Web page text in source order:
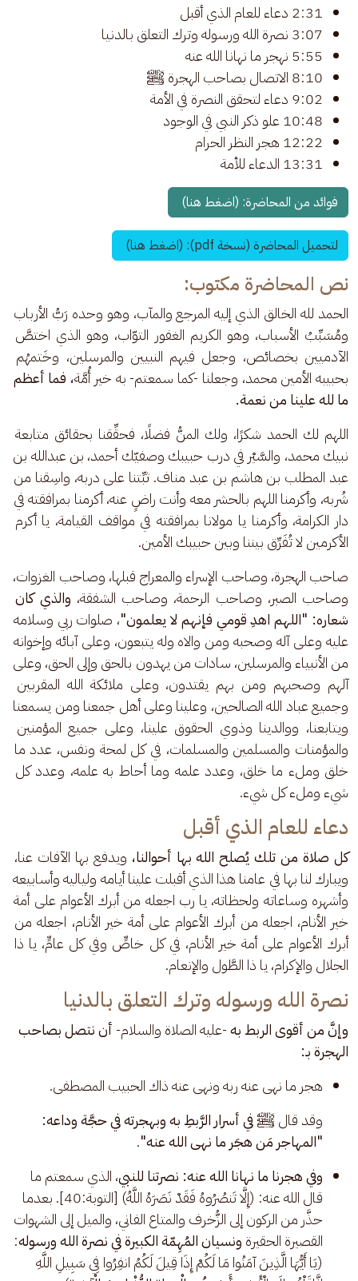
2:31 دعاء للعام الذي أقبل
3:07 نصرة الله ورسوله وترك التعلق بالدنيا
5:55 نهجر ما نهانا الله عنه
8:10 الاتصال بصاحب الهجرة ﷺ
9:02 دعاء لتحقق النصرة في الأمة
10:48 علو ذكر النبي في الوجود
12:22 هجر النظر الحرام
13:31 الدعاء للأمة
فوائد من المحاضرة: (اضغط هنا)
لتحميل المحاضرة (نسخة pdf): (اضغط هنا)
نص المحاضرة مكتوب:
الحمد لله الخالق الذي إليه المرجع والمآب، وهو وحده رَبُّ الأرباب
ومُسَبِّبُ الأسباب، وهو الكريم الغفور التوّاب، وهو الذي اختصَّ
الآدميين بخصائص، وجعل فيهم النبيين والمرسلين، وخَتمهُم
بحبيبه الأمين محمد، وجعلنا -كما سمعتم- به خير أُمَّة، فما أعظم
ما لله علينا من نعمة.
اللهم لك الحمد شكرًا، ولك المنُّ فضلًا، فحقِّقنا بحقائق متابعة
نبيك محمد، والسَّيْر في درب حبيبك وصفيّك أحمد، بن عبدالله بن
عبد المطلب بن هاشم بن عبد مناف. ثبِّتنا على دربه، واسِقنا من
شُربه، وأكرمنا اللهم بالحشر معه وأنت راضٍ عنه، أكرمنا بمرافقته في
دار الكرامة، وأكرمنا يا مولانا بمرافقته في مواقف القيامة، يا أكرم
الأكرمين لا تُفَرِّق بيننا وبين حبيبك الأمين.
صاحب الهجرة، وصاحب الإسراء والمعراج قبلها، وصاحب الغزوات،
وصاحب الصبر، وصاحب الرحمة، وصاحب الشفقة، والذي كان
شعاره: "اللهم اهدِ قومي فإنهم لا يعلمون"، صلوات ربي وسلامه
عليه وعلى آله وصحبه ومن والاه وله يتبعون، وعلى آبائه وإخوانه
من الأنبياء والمرسلين، سادات من يهدون بالحق وإلى الحق، وعلى
آلهم وصحبهم ومن بهم يقتدون، وعلى ملائكة الله المقربين
وجميع عباد الله الصالحين، وعلينا وعلى أهل جمعنا ومن يسمعنا
ويتابعنا، ووالدينا وذوي الحقوق علينا، وعلى جميع المؤمنين
والمؤمنات والمسلمين والمسلمات، في كل لمحة ونفس، عدد ما
خلق وملء ما خلق، وعدد علمه وما أحاط به علمه، وعدد كل
شيء وملء كل شيء.
دعاء للعام الذي أقبل
كل صلاة من تلك يُصلح الله بها أحوالنا، ويدفع بها الآفات عنا،
ويبارك لنا بها في عامنا هذا الذي أقبلت علينا أيامه ولياليه وأسابيعه
وأشهره وساعاته ولحظاته، يا رب اجعله من أبرك الأعوام على أمة
خير الأنام، اجعله من أبرك الأعوام على أمة خير الأنام، اجعله من
أبرك الأعوام على أمة خير الأنام، في كل خاصٍّ وفي كل عامٍّ، يا ذا
الجلال والإكرام، يا ذا الطَّول والإنعام.
نصرة الله ورسوله وترك التعلق بالدنيا
وإنَّ من أقوى الربط به -عليه الصلاة والسلام- أن نتصل بصاحب
الهجرة بـ:
هجر ما نهى عنه ربه ونهى عنه ذاك الحبيب المصطفى.
وقد قال ﷺ في أسرار الرَّبطِ به وبهجرته في حجَّة وداعه:
"المهاجر مَن هجَر ما نهى الله عنه".
وفي هجرنا ما نهانا الله عنه: نصرتنا للنبي، الذي سمعتم ما
قال الله عنه: (إِلَّا تَنصُرُوهُ فَقَدْ نَصَرَهُ اللَّهُ) [التوبة:40]. بعدما
حذَّر من الركون إلى الزُّخرف والمتاع الفاني، والميل إلى الشهوات
القصيرة الحقيرةونسيان المُهِمّة الكبيرة في نصرة الله ورسوله:
(يَا أَيُّهَا الَّذِينَ آمَنُوا مَا لَكُمْ إِذَا قِيلَ لَكُمُ انفِرُوا فِي سَبِيلِ اللَّهِ